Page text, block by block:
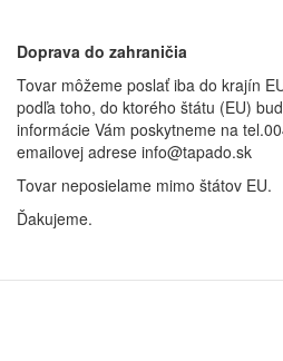
Doprava do zahraničia
Tovar môžeme poslať iba do krajín
podľa toho, do ktorého štátu (EU)
informácie Vám poskytneme na
emailovej adrese info@tapado.sk
Tovar neposielame mimo štátov EU.
Ďakujeme.